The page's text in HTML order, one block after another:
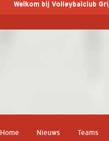
Welkom bij Volleybalclub
Home Nieuws Teams